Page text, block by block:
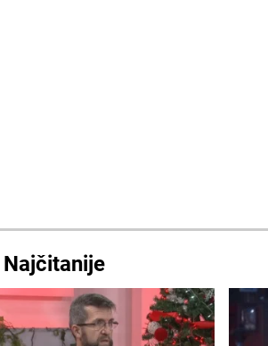
Najčitanije